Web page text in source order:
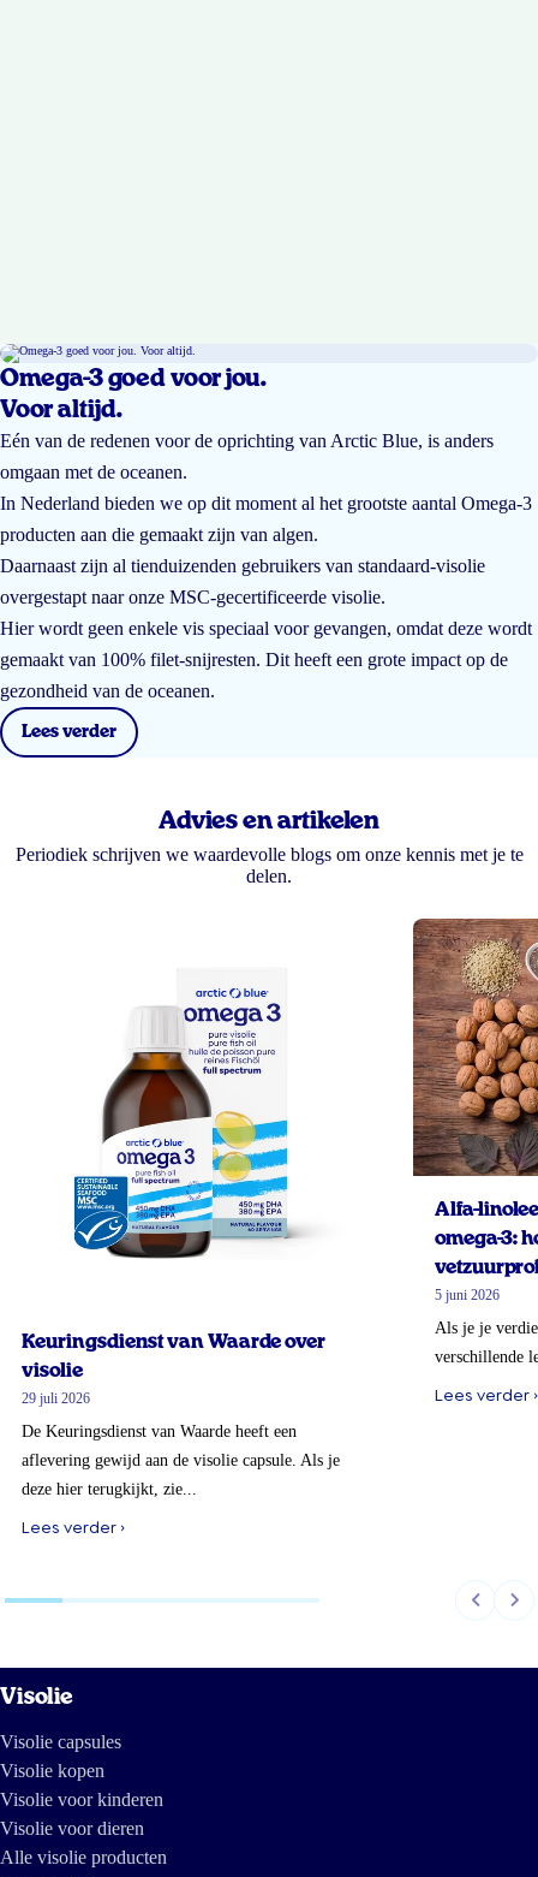
Omega-3 goed voor jou.
Voor altijd.
Eén van de redenen voor de oprichting van Arctic Blue, is anders
omgaan met de oceanen.
In Nederland bieden we op dit moment al het grootste aantal Omega-3
producten aan die gemaakt zijn van algen.
Daarnaast zijn al tienduizenden gebruikers van standaard-visolie
overgestapt naar onze MSC-gecertificeerde visolie.
Hier wordt geen enkele vis speciaal voor gevangen, omdat deze wordt
gemaakt van 100% filet-snijresten. Dit heeft een grote impact op de
gezondheid van de oceanen.
Lees verder
Advies en artikelen
Periodiek schrijven we waardevolle blogs om onze kennis met je te
delen.
Keuringsdienst van Waarde over
visolie
29 juli 2026
De Keuringsdienst van Waarde heeft een
aflevering gewijd aan de visolie capsule. Als je
deze hier terugkijkt, zie...
Lees verder ›
Alfa-
omega-3:
5 juni 2026
Als je je
verschillende
Lees verder ›
Visolie
Visolie capsules
Visolie kopen
Visolie voor kinderen
Visolie voor dieren
Alle visolie producten